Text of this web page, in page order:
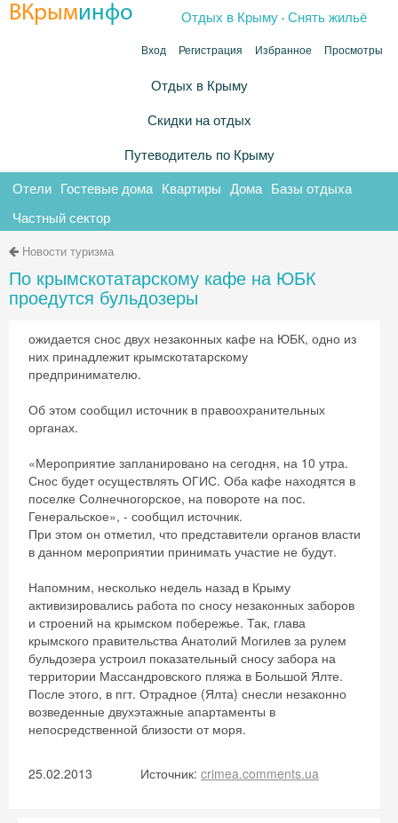
ВКрыминфо Отдых в Крыму .Снять жильё
Вход Регистрация Избранное Просмотры
Отдых в Крыму
Скидки на отдых
Путеводитель по Крыму
Отели Гостевые дома Квартиры Дома Базы отдыха
Частный сектор
Новости туризма
По крымскотатарскому кафе на ЮБК
проедутся бульдозеры
ожидается снос двух незаконных кафе на ЮБК, одно из
них принадлежит крымскотатарскому
предпринимателю.
Об этом сообщил источник в правоохранительных
органах.
«Мероприятие запланировано на сегодня, на 10 утра.
Снос будет осуществлять ОГИС. Оба кафе находятся в
поселке Солнечногорское, на повороте на пос.
Генеральское», - сообщил источник.
При этом он отметил, что представители органов власти
в данном мероприятии принимать участие не будут.
Напомним, несколько недель назад в Крыму
активизировались работа по сносу незаконных заборов
и строений на крымском побережье. Так, глава
крымского правительства Анатолий Могилев за рулем
бульдозера устроил показательный сносу забора на
территории Массандровского пляжа в Большой Ялте.
После этого, в пгт. Отрадное (Ялта) снесли незаконно
возведенные двухэтажные апартаменты в
непосредственной близости от моря.
25.02.2013 Источник: crimea.comments.ua